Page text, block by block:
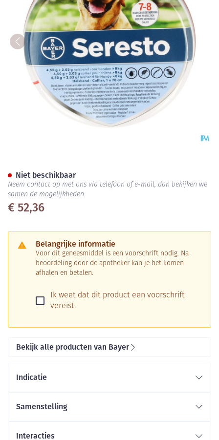
€ 52,36
Belangrijke informatie
Voor dit geneesmiddel is een voorschrift nodig. Na
beoordeling door de apotheker kan je het komen
afhalen en betalen.
Ik weet dat dit product een voorschrift
vereist.
Niet beschikbaar
Neem contact op met ons via telefoon of e-mail, dan bekijken we
samen de mogelijkheden.
Bekijk alle producten van Bayer
Indicatie
Samenstelling
Interacties